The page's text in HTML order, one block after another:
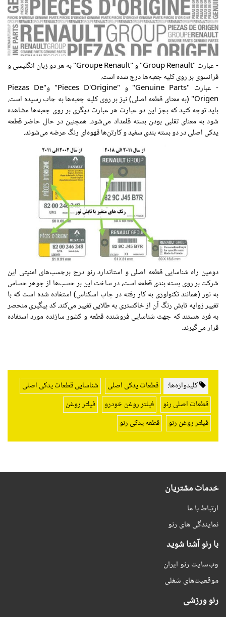
- عبارت "Group Renault" و "Groupe Renault" به هر دو زبان انگلیسی و
فرانسوی بر روی کلیه جعبه‌ها درج شده است.
- عبارت "Genuine Parts" و "Pieces D'Origine" و"Piezas De
Origen" (به معنای قطعه اصلی) نیز بر روی کلیه جعبه‌ها به چاپ رسیده است.
باید توجه کنید که بجز این دو عبارت هر عبارت دیگری بر روی جعبه‌ها مشاهده
شود به معنای تقلبی بودن بسته قلمداد می‌شود. همچنین در حال حاضر قطعه
یدکی اصلی در دو بسته بندی سفید و کارتن‌ها قهوه‌ای رنگ عرضه می‌شوند.
دومین راه شناسایی قطعه اصلی و استاندارد رنو درج برچسب‌های امنیتی این
شرکت بر روی بسته بندی قطعه است، در ساخت این بر چسب‌ها از جوهر حساس
به نور (همانند تکنولوژی به کار رفته در چاپ اسکناس) استفاده شده است که با
تغییر زوایه تابش رنگ آن از خاکستری به طلایی تغییر می‌کند. کد پیگیری منحصر
به فرد هستند که جهت شناسایی فروشنده قطعه و کشور سازنده مورد استفاده
قرار می‌گیرند.
کلیدواژه‌ها: قطعات یدکی اصلی
شناسایی قطعات یدکی اصلی
قطعات اصلی رنو
فیلتر روغن خودرو
فیلتر روغن
فیلتر روغن رنو
قطعه یدکی رنو
خدمات مشتریان
ارتباط با ما
نمایندگی های رنو
با رنو آشنا شوید
وب‌سایت رنو ایران
موقعیت‌های شغلی
رنو ورزشی